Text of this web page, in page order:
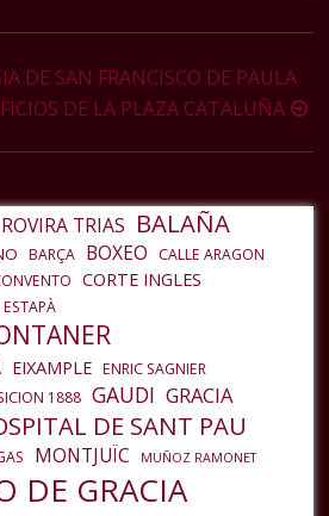
DE SAN FRANCISCO DE PAULA
DE LA PLAZA CATALUÑA
TRIAS BALAÑA
BARÇA BOXEO CALLE ARAGON
CORTE INGLES
EIXAMPLE ENRIC SAGNIER
1888 GAUDI GRACIA
DE SANT PAU
MONTJUÏC MUÑOZ RAMONET
DE GRACIA